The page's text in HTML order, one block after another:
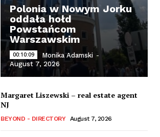
Polonia w Nowym Jorku
oddała hołd
Powstańcom
Warszawskim
00:10:09 Monika Adamski -
August 7, 2026
Margaret Liszewski – real estate agent
NJ
BEYOND - DIRECTORY August 7, 2026